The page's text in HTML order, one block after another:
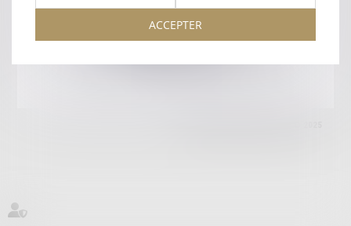
11 Place des Cinq Martyrs du Lycée Buffon, 75014 PARIS
ACCEPTER